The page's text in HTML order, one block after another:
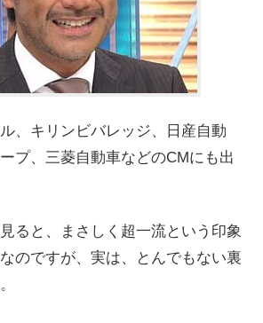
、キリンビバレッジ、日産自動
プ、三菱自動車などのCMにも出
ると、まさしく超一流という印象
のですが、実は、とんでもない裏